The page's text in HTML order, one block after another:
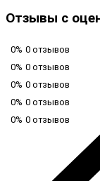
Отзывы с
0% 0 отзывов
0% 0 отзывов
0% 0 отзывов
0% 0 отзывов
0% 0 отзывов